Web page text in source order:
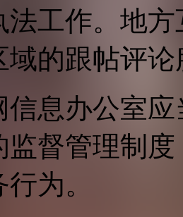
法工作。地
域的跟帖评
信息办公室
监督管理制
为。